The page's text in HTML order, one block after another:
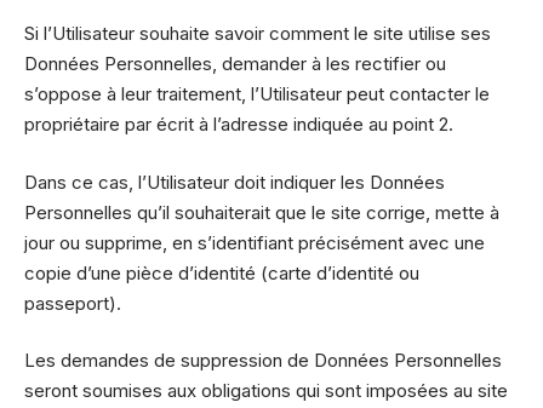
Si l’Utilisateur souhaite savoir comment le site utilise ses
Données Personnelles, demander à les rectifier ou
s’oppose à leur traitement, l’Utilisateur peut contacter le
propriétaire par écrit à l’adresse indiquée au point 2.
Dans ce cas, l’Utilisateur doit indiquer les Données
Personnelles qu’il souhaiterait que le site corrige, mette à
jour ou supprime, en s’identifiant précisément avec une
copie d’une pièce d’identité (carte d’identité ou
passeport).
Les demandes de suppression de Données Personnelles
seront soumises aux obligations qui sont imposées au site